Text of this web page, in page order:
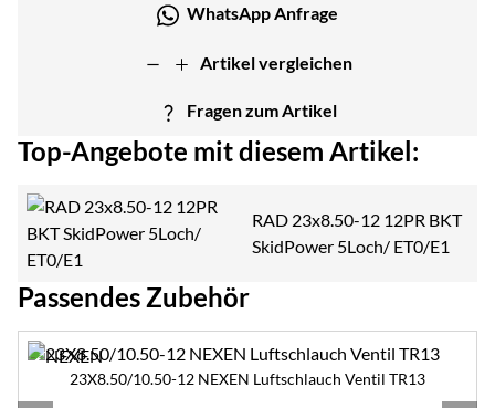
WhatsApp Anfrage
Artikel vergleichen
Fragen zum Artikel
Top-Angebote mit diesem Artikel:
RAD 23x8.50-12 12PR BKT
SkidPower 5Loch/ ET0/E1
Passendes Zubehör
Zubehör überspringen
23X8.50/10.50-12 NEXEN Luftschlauch Ventil TR13